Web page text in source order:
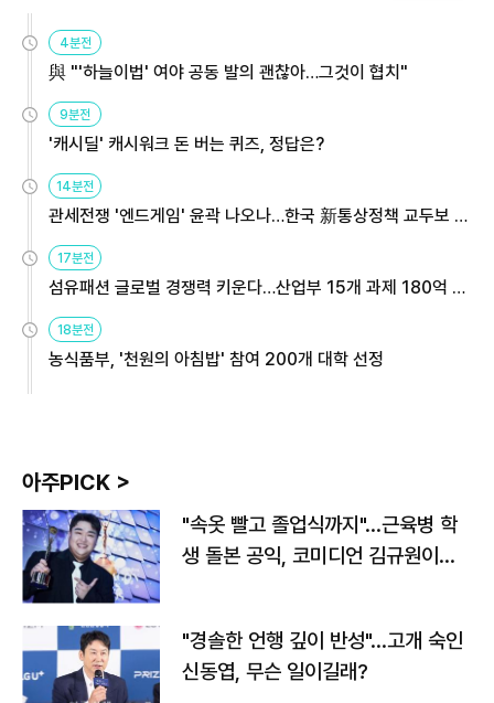
4분전
與 "'하늘이법' 여야 공동 발의 괜찮아…그것이 협치"
9분전
'캐시딜' 캐시워크 돈 버는 퀴즈, 정답은?
14분전
관세전쟁 '엔드게임' 윤곽 나오나…한국 新통상정책 교두보 활
용해야
17분전
섬유패션 글로벌 경쟁력 키운다…산업부 15개 과제 180억 지
원
18분전
농식품부, '천원의 아침밥' 참여 200개 대학 선정
아주PICK >
"속옷 빨고 졸업식까지"…근육병 학
생 돌본 공익, 코미디언 김규원이었
"경솔한 언행 깊이 반성"…고개 숙인
신동엽, 무슨 일이길래?